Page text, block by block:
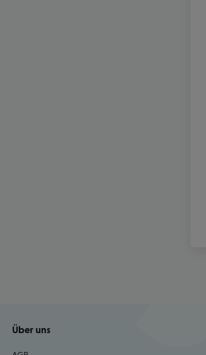
Footer navigation
Über uns